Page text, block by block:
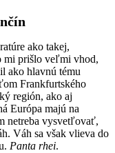
ako takej,
mi prišlo veľmi vhod,
ako hlavnú tému
Frankfurtského
región, ako aj
Európa majú na
netreba vysvetľovať,
Váh sa však vlieva do
Panta rhei.